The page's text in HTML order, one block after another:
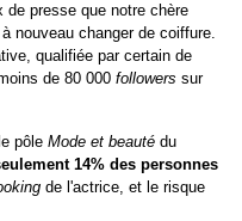
de presse que notre chère
nouveau changer de coiffure.
qualifiée par certain de
de 80 000 followers sur
pôle Mode et beauté du
14% des personnes
de l'actrice, et le risque